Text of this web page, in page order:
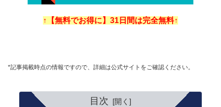
↑【無料でお得に】31日間は完全無料↑
*記事掲載時点の情報ですので、詳細は公式サイトをご確認ください。
目次